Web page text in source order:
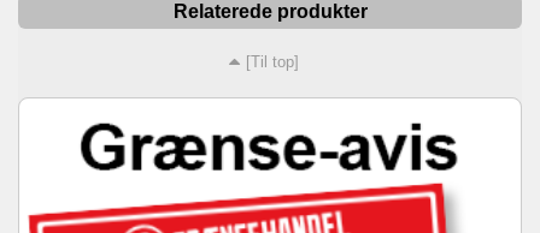
Relaterede produkter
[Til top]